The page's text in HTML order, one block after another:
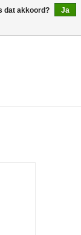
0 Artikelen - €0,00
dat akkoord?
Ja